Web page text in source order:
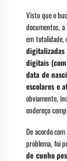
Visto que o
documentos,
em totalidade,
digitalizadas
digitais
data de
escolares e
obviamente,
endereço
De acordo
problema, foi
de cunho